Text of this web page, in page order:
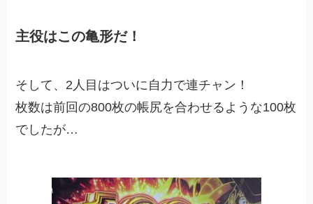
主役はこの亀形だ！
そして、2人目はついに自力で連チャン！
枚数は前回の800枚の帳尻を合わせるような100枚
でしたが…